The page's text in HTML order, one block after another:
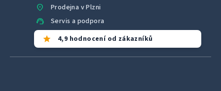
location_on Prodejna v Plzni
support_agent Servis a podpora
star 4,9 hodnocení od zákazníků